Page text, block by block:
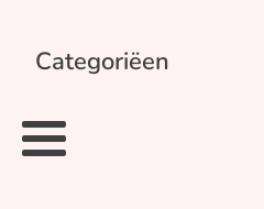
Categoriëen